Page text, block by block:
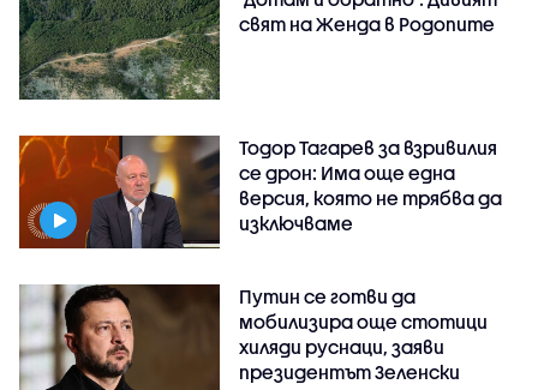
свят на Женда в Родопите
Тодор Тагарев за взривилия
се дрон: Има още една
версия, която не трябва да
изключваме
Путин се готви да
мобилизира още стотици
хиляди руснаци, заяви
президентът Зеленски